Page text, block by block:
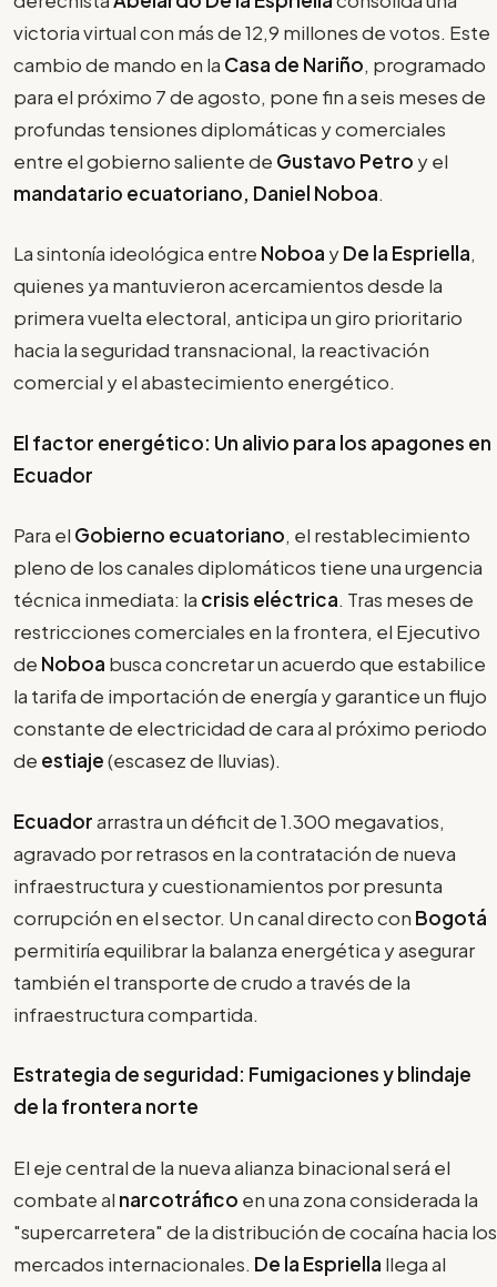
victoria virtual con más de 12,9 millones de votos. Este
cambio de mando en la Casa de Nariño, programado
para el próximo 7 de agosto, pone fin a seis meses de
profundas tensiones diplomáticas y comerciales
entre el gobierno saliente de Gustavo Petro y el
mandatario ecuatoriano, Daniel Noboa.
La sintonía ideológica entre Noboa yDe la Espriella,
quienes ya mantuvieron acercamientos desde la
primera vuelta electoral, anticipa un giro prioritario
hacia la seguridad transnacional, la reactivación
comercial y el abastecimiento energético.
El factor energético: Un alivio para los apagones en
Ecuador
Para el Gobierno ecuatoriano, el restablecimiento
pleno de los canales diplomáticos tiene una urgencia
técnica inmediata: la crisis eléctrica. Tras meses de
restricciones comerciales en la frontera, el Ejecutivo
de Noboa busca concretar un acuerdo que estabilice
la tarifa de importación de energía y garantice un flujo
constante de electricidad de cara al próximo periodo
de estiaje(escasez de lluvias).
Ecuadorarrastra un déficit de 1.300 megavatios,
agravado por retrasos en la contratación de nueva
infraestructura y cuestionamientos por presunta
corrupción en el sector. Un canal directo con Bogotá
permitiría equilibrar la balanza energética y asegurar
también el transporte de crudo a través de la
infraestructura compartida.
Estrategia de seguridad: Fumigaciones y blindaje
de la frontera norte
El eje central de la nueva alianza binacional será el
combate al narcotráfico en una zona considerada la
"supercarretera" de la distribución de cocaína hacia los
mercados internacionales. De la Espriella llega al